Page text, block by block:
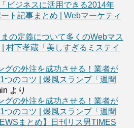
ビジネスに活用できる2014年
ト記事まとめ | Webマーケティ
の定義について多くのWebマス
村下孝蔵「美しすぎるミステイ
グの外注を成功させる！業者が
つのコツ | 爆風スランプ「週間
より
グの外注を成功させる！業者が
つのコツ | 爆風スランプ「週間
まとめ】日刊リス男TIMES